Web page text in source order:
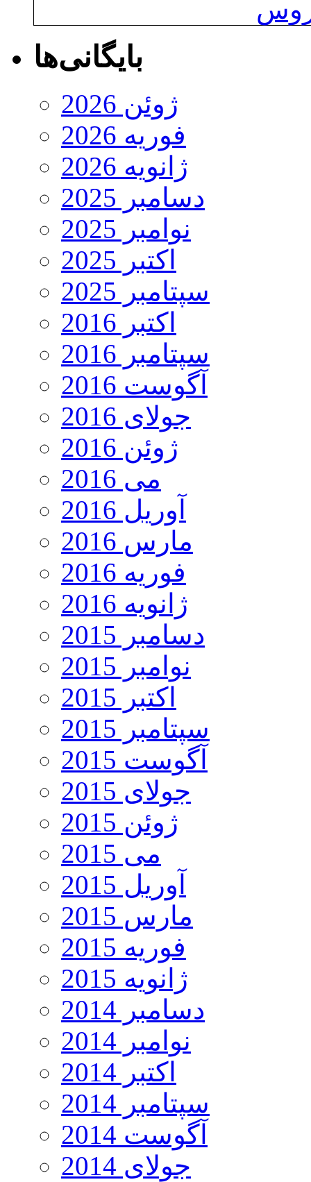
بایگانی‌ها
ژوئن 2026
فوریه 2026
ژانویه 2026
دسامبر 2025
نوامبر 2025
اکتبر 2025
سپتامبر 2025
اکتبر 2016
سپتامبر 2016
آگوست 2016
جولای 2016
ژوئن 2016
می 2016
آوریل 2016
مارس 2016
فوریه 2016
ژانویه 2016
دسامبر 2015
نوامبر 2015
اکتبر 2015
سپتامبر 2015
آگوست 2015
جولای 2015
ژوئن 2015
می 2015
آوریل 2015
مارس 2015
فوریه 2015
ژانویه 2015
دسامبر 2014
نوامبر 2014
اکتبر 2014
سپتامبر 2014
آگوست 2014
جولای 2014